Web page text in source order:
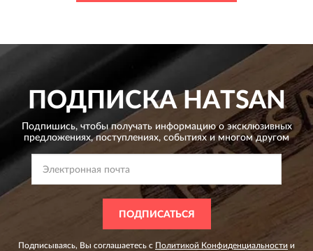
ПОДПИСКАHATSAN
Подпишись, чтобы получать информацию о эксклюзивных
предложениях,поступлениях, событиях и многом другом
ПОДПИСАТЬСЯ
Подписываясь, Вы соглашаетесь с Политикой Конфиденциальности и